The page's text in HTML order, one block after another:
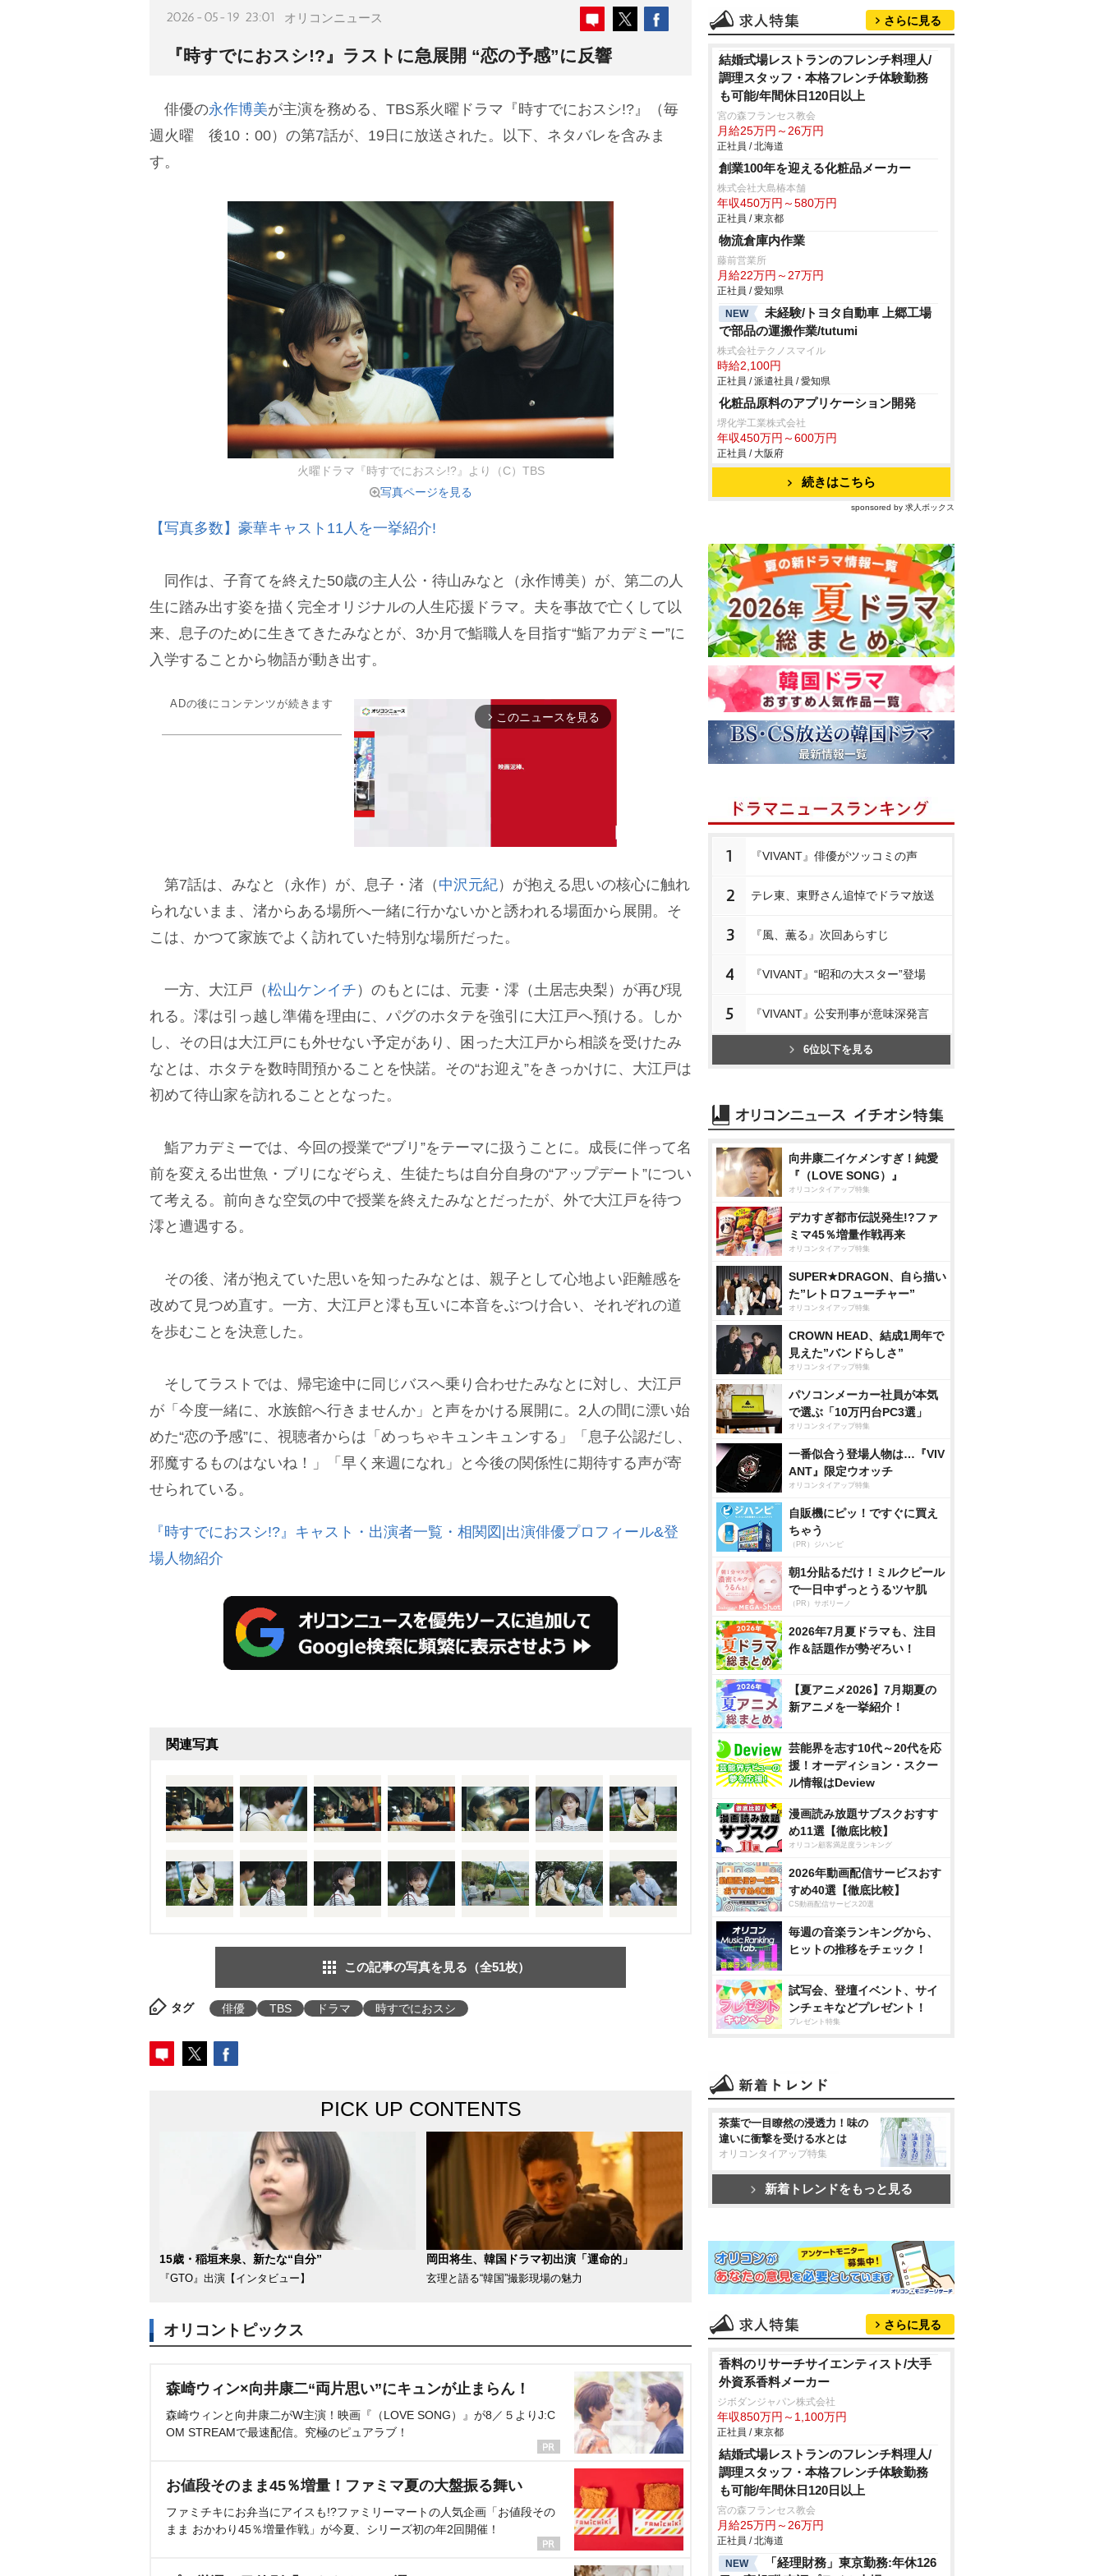
2026-05-19 23:01 オリコンニュース
『時すでにおスシ!?』ラストに急展開 “恋の予感”に反響
俳優の永作博美が主演を務める、TBS系火曜ドラマ『時すでにおスシ!?』（毎
週火曜 後10：00）の第7話が、19日に放送された。以下、ネタバレを含みま
す。
火曜ドラマ『時すでにおスシ!?』より（C）TBS
写真ページを見る
【写真多数】豪華キャスト11人を一挙紹介!
同作は、子育てを終えた50歳の主人公・待山みなと（永作博美）が、第二の人
生に踏み出す姿を描く完全オリジナルの人生応援ドラマ。夫を事故で亡くして以
来、息子のために生きてきたみなとが、3か月で鮨職人を目指す“鮨アカデミー”に
入学することから物語が動き出す。
ADの後にコンテンツが続きます
arrow_forward_ios このニュースを見る
M
第7話は、みなと（永作）が、息子・渚（ 中沢元紀）が抱える思いの核心に触れ
られないまま、渚からある場所へ一緒に行かないかと誘われる場面から展開。そ
こは、かつて家族でよく訪れていた特別な場所だった。
一方、大江戸（松山ケンイチ ）のもとには、元妻・澪（土居志央梨）が再び現
れる。澪は引っ越し準備を理由に、パグのホタテを強引に大江戸へ預ける。しか
し、その日は大江戸にも外せない予定があり、困った大江戸から相談を受けたみ
なとは、ホタテを数時間預かることを快諾。その“お迎え”をきっかけに、大江戸は
初めて待山家を訪れることとなった。
鮨アカデミーでは、今回の授業で“ブリ”をテーマに扱うことに。成長に伴って名
前を変える出世魚・ブリになぞらえ、生徒たちは自分自身の“アップデート”につい
て考える。前向きな空気の中で授業を終えたみなとだったが、外で大江戸を待つ
澪と遭遇する。
その後、渚が抱えていた思いを知ったみなとは、親子として心地よい距離感を
改めて見つめ直す。一方、大江戸と澪も互いに本音をぶつけ合い、それぞれの道
を歩むことを決意した。
そしてラストでは、帰宅途中に同じバスへ乗り合わせたみなとに対し、大江戸
が「今度一緒に、水族館へ行きませんか」と声をかける展開に。2人の間に漂い始
めた“恋の予感”に、視聴者からは「めっちゃキュンキュンする」「息子公認だし、
邪魔するものはないね！」「早く来週になれ」と今後の関係性に期待する声が寄
せられている。
『時すでにおスシ!?』キャスト・出演者一覧・相関図|出演俳優プロフィール&登
場人物紹介
関連写真
この記事の写真を見る（全51枚）
タグ 俳優 TBS ドラマ 時すでにおスシ
PICK UP CONTENTS
15歳・稲垣来泉、新たな“自分”
『GTO』出演【インタビュー】
岡田将生、韓国ドラマ初出演「運命的」
玄理と語る“韓国”撮影現場の魅力
オリコントピックス
森崎ウィン×向井康二“両片思い”にキュンが止まらん！
森崎ウィンと向井康二がW主演！映画『（LOVE SONG）』が8／５よりJ:C
OM STREAMで最速配信。究極のピュアラブ！
お値段そのまま45％増量！ファミマ夏の大盤振る舞い
ファミチキにお弁当にアイスも!?ファミリーマートの人気企画「お値段その
まま おかわり45％増量作戦」が今夏、シリーズ初の年2回開催！
さらに見る
結婚式場レストランのフレンチ料理人/
調理スタッフ・本格フレンチ体験勤務
も可能/年間休日120日以上
宮の森フランセス教会
月給25万円～26万円
正社員 / 北海道
創業100年を迎える化粧品メーカー
株式会社大島椿本舗
年収450万円～580万円
正社員 / 東京都
物流倉庫内作業
藤前営業所
月給22万円～27万円
正社員 / 愛知県
NEW
未経験/トヨタ自動車 上郷工場
で部品の運搬作業/tutumi
株式会社テクノスマイル
時給2,100円
正社員 / 派遣社員 / 愛知県
化粧品原料のアプリケーション開発
堺化学工業株式会社
年収450万円～600万円
正社員 / 大阪府
続きはこちら
sponsored by 求人ボックス
1 『VIVANT』俳優がツッコミの声
2 テレ東、東野さん追悼でドラマ放送
3 『風、薫る』次回あらすじ
4 『VIVANT』“昭和の大スター”登場
5 『VIVANT』公安刑事が意味深発言
6位以下を見る
向井康二イケメンすぎ！純愛
『（LOVE SONG）』
オリコンタイアップ特集
デカすぎ都市伝説発生!?ファ
ミマ45％増量作戦再来
オリコンタイアップ特集
SUPER★DRAGON、自ら描い
た”レトロフューチャー”
オリコンタイアップ特集
CROWN HEAD、結成1周年で
見えた”バンドらしさ”
オリコンタイアップ特集
パソコンメーカー社員が本気
で選ぶ「10万円台PC3選」
オリコンタイアップ特集
一番似合う登場人物は…『VIV
ANT』限定ウオッチ
オリコンタイアップ特集
自販機にピッ！ですぐに買え
ちゃう
（PR）ジハンピ
朝1分貼るだけ！ミルクピール
で一日中ずっとうるツヤ肌
（PR）サボリーノ
2026年7月夏ドラマも、注目
作＆話題作が勢ぞろい！
【夏アニメ2026】7月期夏の
新アニメを一挙紹介！
芸能界を志す10代～20代を応
援！オーディション・スクー
ル情報はDeview
漫画読み放題サブスクおすす
め11選【徹底比較】
オリコン顧客満足度ランキング
2026年動画配信サービスおす
すめ40選【徹底比較】
CS動画配信サービス20選
毎週の音楽ランキングから、
ヒットの推移をチェック！
試写会、登壇イベント、サイ
ンチェキなどプレゼント！
プレゼント特集
茶葉で一目瞭然の浸透力！味の
違いに衝撃を受ける水とは
オリコンタイアップ特集
新着トレンドをもっと見る
さらに見る
香料のリサーチサイエンティスト/大手
外資系香料メーカー
ジボダンジャパン株式会社
年収850万円～1,100万円
正社員 / 東京都
結婚式場レストランのフレンチ料理人/
調理スタッフ・本格フレンチ体験勤務
も可能/年間休日120日以上
宮の森フランセス教会
月給25万円～26万円
正社員 / 北海道
NEW
「経理財務」東京勤務:年休126